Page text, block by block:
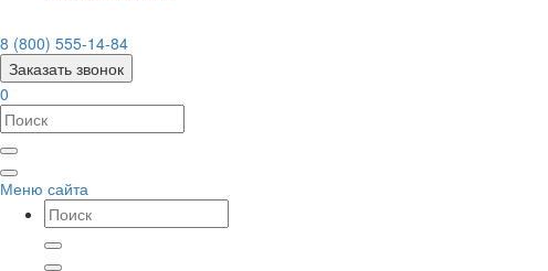
8 (800) 555-14-84
Заказать звонок
0
Меню сайта